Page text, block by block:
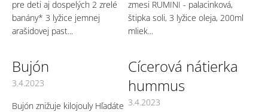
pre deti aj dospelých 2 zrelé
banány* 3 lyžice jemnej
arašidovej past...
zmesi RUMINI - palacinková,
štipka soli, 3 lyžice oleja, 200ml
mliek...
Bujón
3.4.2023
Bujón znižuje kilojouly Hľadáte
Cícerová nátierka
hummus
3.4.2023